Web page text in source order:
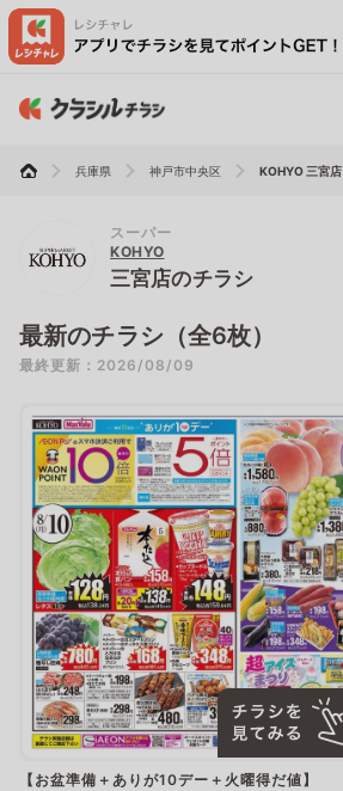
兵庫県 神戸市中央区 KOHYO 三宮店
スーパー
KOHYO
三宮店のチラシ
最新のチラシ（全6枚）
最終更新：2026/08/09
【お盆準備＋ありが10デー＋火曜得だ値】